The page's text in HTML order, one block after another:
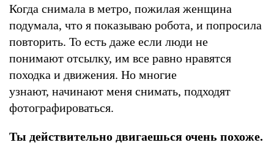
Когда снимала в метро, пожилая женщина
подумала, что я показываю робота, и попросила
повторить. То есть даже если люди не
понимают отсылку, им все равно нравятся
походка и движения. Но многие
узнают, начинают меня снимать, подходят
фотографироваться.
Ты действительно двигаешься очень похоже.